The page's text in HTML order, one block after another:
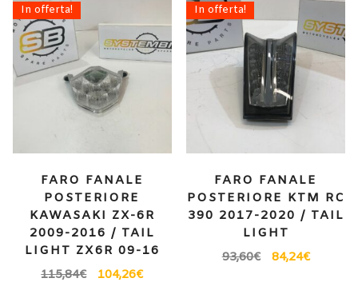
In offerta!
FARO FANALE
POSTERIORE
KAWASAKI ZX-6R
2009-2016 / TAIL
LIGHT ZX6R 09-16
115,84€ 104,26€
In offerta!
FARO FANALE
POSTERIORE KTM RC
390 2017-2020 / TAIL
LIGHT
93,60€ 84,24€